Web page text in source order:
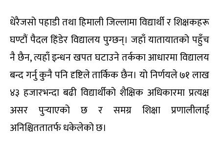
धेरैजसो पहाडी तथा हिमाली जिल्लामा विद्यार्थी र शिक्षकहरू
घण्टौं पैदल हिंडेर विद्यालय पुग्छन्। जहाँ यातायातको पहुँच
नै छैन, त्यहाँ इन्धन खपत घटाउने तर्कका आधारमा विद्यालय
बन्द गर्नु कुनै पनि दृष्टिले तार्किक छैन। यो निर्णयले ७१ लाख
४३ हजारभन्दा बढी विद्यार्थीको शैक्षिक अधिकारमा प्रत्यक्ष
असर पुर्‍याएको छ र समग्र शिक्षा प्रणालीलाई
अनिश्चिततातर्फ धकेलेको छ।